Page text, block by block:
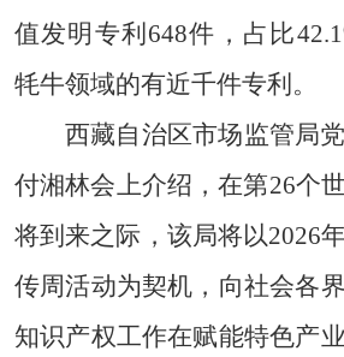
值发明专利648件，占比
牦牛领域的有近千件专利。
西藏自治区市场监管局
付湘林会上介绍，在第26个
将到来之际，该局将以2026
传周活动为契机，向社会各
知识产权工作在赋能特色产